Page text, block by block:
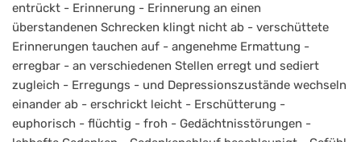
entrückt - Erinnerung - Erinnerung an einen
überstandenen Schrecken klingt nicht ab - verschüttete
Erinnerungen tauchen auf - angenehme Ermattung -
erregbar - an verschiedenen Stellen erregt und sediert
zugleich - Erregungs - und Depressionszustände wechseln
einander ab - erschrickt leicht - Erschütterung -
euphorisch - flüchtig - froh - Gedächtnisstörungen -